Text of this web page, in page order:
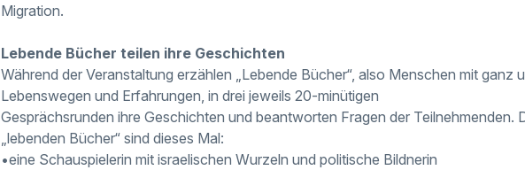
Migration.
Lebende Bücher teilen ihre Geschichten
Während der Veranstaltung erzählen „Lebende Bücher“, also Menschen mit ganz
Lebenswegen und Erfahrungen, in drei jeweils 20-minütigen
Gesprächsrunden ihre Geschichten und beantworten Fragen der Teilnehmenden.
„lebenden Bücher“ sind dieses Mal:
•eine Schauspielerin mit israelischen Wurzeln und politische Bildnerin